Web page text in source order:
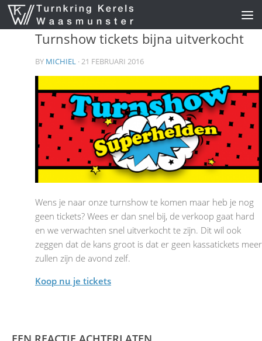
Skip to content
Turnshow tickets bijna uitverkocht
BY MICHIEL · 21 FEBRUARI 2016
Wens je naar onze turnshow te komen maar heb je nog
geen tickets? Wees er dan snel bij, de verkoop gaat hard
en we verwachten snel uitverkocht te zijn. Dit wil ook
zeggen dat de kans groot is dat er geen kassatickets meer
zullen zijn de avond zelf.
Koop nu je tickets